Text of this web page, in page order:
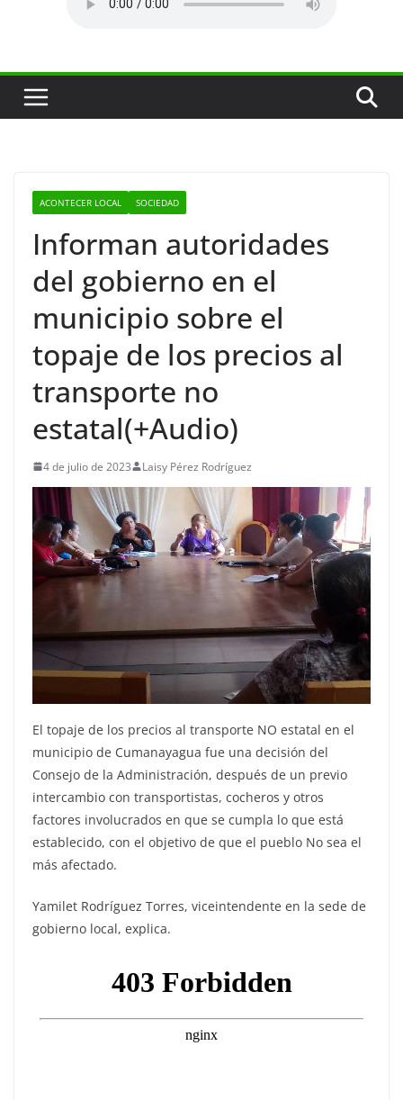
ACONTECER LOCAL SOCIEDAD
Informan autoridades
del gobierno en el
municipio sobre el
topaje de los precios al
transporte no
estatal(+Audio)
4 de julio de 2023 Laisy Pérez Rodríguez
El topaje de los precios al transporte NO estatal en el
municipio de Cumanayagua fue una decisión del
Consejo de la Administración, después de un previo
intercambio con transportistas, cocheros y otros
factores involucrados en que se cumpla lo que está
establecido, con el objetivo de que el pueblo No sea el
más afectado.
Yamilet Rodríguez Torres, viceintendente en la sede de
gobierno local, explica.